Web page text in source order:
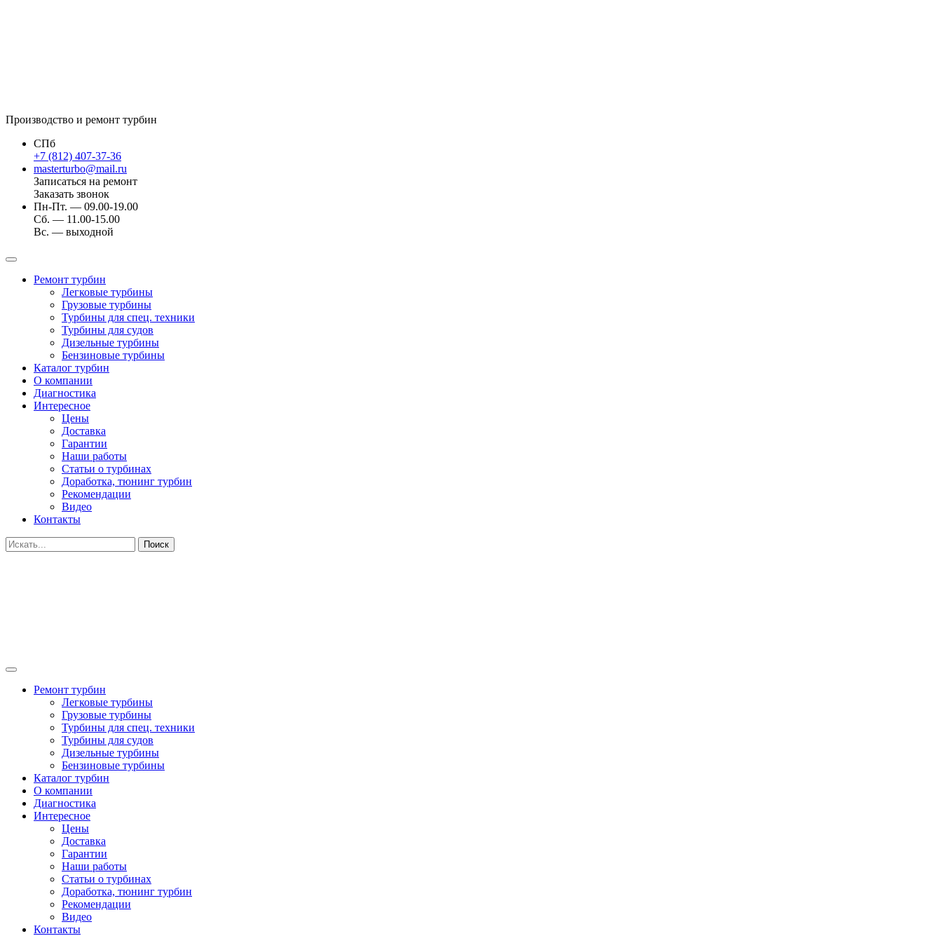
Производство и ремонт турбин
СПб
+7 (812) 407-37-36
masterturbo@mail.ru
Записаться на ремонт
Заказать звонок
Пн-Пт. — 09.00-19.00
Сб. — 11.00-15.00
Вс. — выходной
Ремонт турбин
Легковые турбины
Грузовые турбины
Турбины для спец. техники
Турбины для судов
Дизельные турбины
Бензиновые турбины
Каталог турбин
О компании
Диагностика
Интересное
Цены
Доставка
Гарантии
Наши работы
Статьи о турбинах
Доработка, тюнинг турбин
Рекомендации
Видео
Контакты
Поиск
Ремонт турбин
Легковые турбины
Грузовые турбины
Турбины для спец. техники
Турбины для судов
Дизельные турбины
Бензиновые турбины
Каталог турбин
О компании
Диагностика
Интересное
Цены
Доставка
Гарантии
Наши работы
Статьи о турбинах
Доработка, тюнинг турбин
Рекомендации
Видео
Контакты